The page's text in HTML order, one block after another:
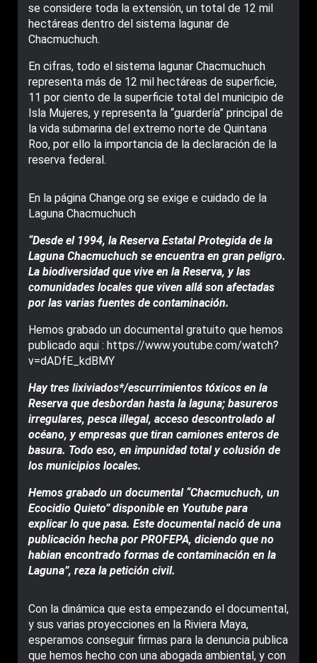
se considere toda la extensión, un total de 12 mil
hectáreas dentro del sistema lagunar de
Chacmuchuch.
En cifras, todo el sistema lagunar Chacmuchuch
representa más de 12 mil hectáreas de superficie,
11 por ciento de la superficie total del municipio de
Isla Mujeres, y representa la “guardería” principal de
la vida submarina del extremo norte de Quintana
Roo, por ello la importancia de la declaración de la
reserva federal.
En la página Change.org se exige e cuidado de la
Laguna Chacmuchuch
“Desde el 1994, la Reserva Estatal Protegida de la
Laguna Chacmuchuch se encuentra en gran peligro.
La biodiversidad que vive en la Reserva, y las
comunidades locales que viven allá son afectadas
por las varias fuentes de contaminación.
Hemos grabado un documental gratuito que hemos
publicado aqui : https://www.youtube.com/watch?
v=dADfE_kdBMY
Hay tres lixiviados*/escurrimientos tóxicos en la
Reserva que desbordan hasta la laguna; basureros
irregulares, pesca illegal, acceso descontrolado al
océano, y empresas que tiran camiones enteros de
basura. Todo eso, en impunidad total y colusión de
los municipios locales.
Hemos grabado un documental “Chacmuchuch, un
Ecocidio Quieto” disponible en Youtube para
explicar lo que pasa. Este documental nació de una
publicación hecha por PROFEPA, diciendo que no
habian encontrado formas de contaminación en la
Laguna”, reza la petición civil.
Con la dinámica que esta empezando el documental,
y sus varias proyecciones en la Riviera Maya,
esperamos conseguir firmas para la denuncia publica
que hemos hecho con una abogada ambiental, y con